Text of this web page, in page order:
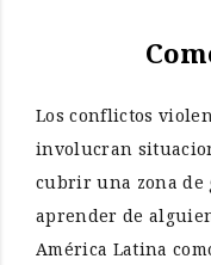
Los conflictos
involucran
cubrir una zona de
aprender de
América Latina